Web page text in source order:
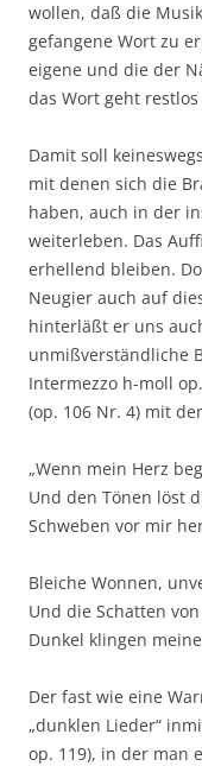
wollen, daß die
gefangene Wort zu
eigene und die der
das Wort geht
Damit soll
mit denen sich die
haben, auch in der
weiterleben. Das
erhellend bleiben.
Neugier auch auf
hinterläßt er uns
unmißverständliche
Intermezzo h-moll
(op. 106 Nr. 4) mit
„Wenn mein Herz
Und den Tönen löst
Schweben vor mir
Bleiche Wonnen,
Und die Schatten
Dunkel klingen
Der fast wie eine
„dunklen Lieder“
op. 119), in der man